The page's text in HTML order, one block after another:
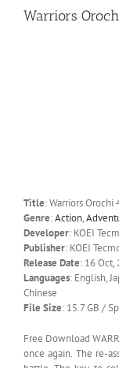
Warriors
Title: Warriors Orochi
Genre:Action,
Developer: KOEI
Publisher: KOEI
Release Date: 16 Oct,
Languages: English,
Chinese
File Size: 15.7 GB /
Free Download
once again. The re-